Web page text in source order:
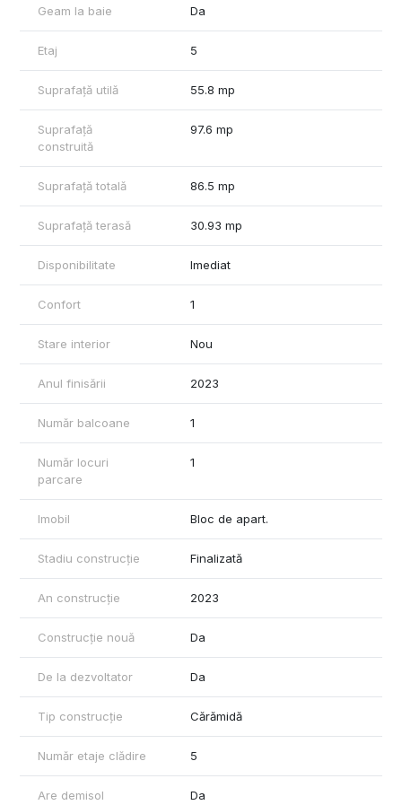
Geam la baie Da
Etaj 5
Suprafață utilă 55.8 mp
Suprafață
construită
97.6 mp
Suprafață totală 86.5 mp
Suprafață terasă 30.93 mp
Disponibilitate Imediat
Confort 1
Stare interior Nou
Anul finisării 2023
Număr balcoane 1
Număr locuri
parcare
1
Imobil Bloc de apart.
Stadiu construcție Finalizată
An construcție 2023
Construcție nouă Da
De la dezvoltator Da
Tip construcție Cărămidă
Număr etaje clădire 5
Are demisol Da